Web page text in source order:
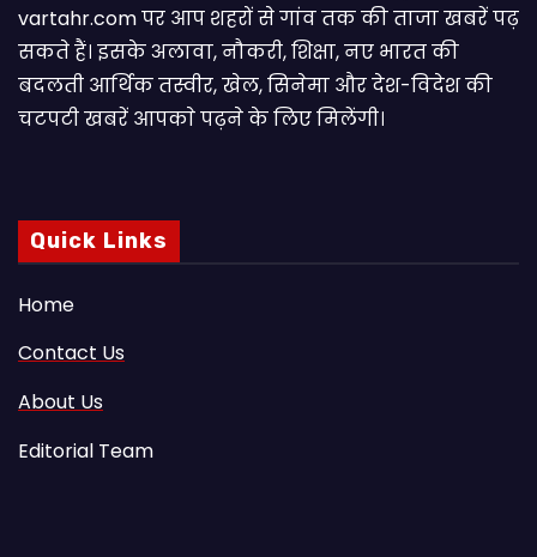
vartahr.com पर आप शहरों से गांव तक की ताजा खबरें पढ़
सकते हैं। इसके अलावा, नौकरी, शिक्षा, नए भारत की
बदलती आर्थिक तस्वीर, खेल, सिनेमा और देश-विदेश की
चटपटी खबरें आपकाे पढ़ने के लिए मिलेंगी।
Quick Links
Home
Contact Us
About Us
Editorial Team